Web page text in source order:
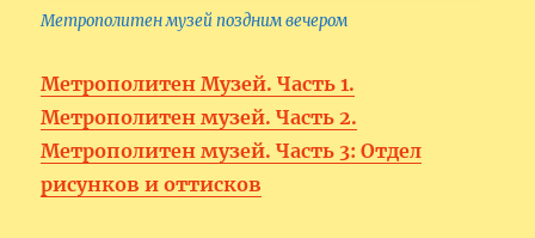
Метрополитен музей поздним вечером
Метрополитен Музей. Часть 1.
Метрополитен музей. Часть 2.
Метрополитен музей. Часть 3: Отдел
рисунков и оттисков